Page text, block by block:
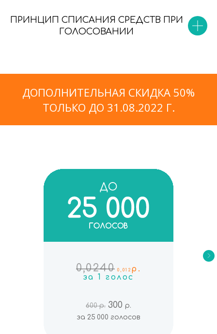
ПРИНЦИП СПИСАНИЯ СРЕДСТВ ПРИ
ГОЛОСОВАНИИ
ДОПОЛНИТЕЛЬНАЯ СКИДКА 50%
ТОЛЬКО ДО 31.08.2022 Г.
0,0240 0,012 р.
за 1 голос
600 р. 300 р.
за 25 000 голосов